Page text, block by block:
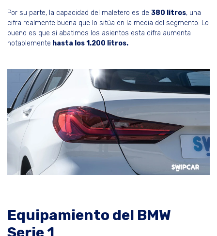
Por su parte, la capacidad del maletero es de 380 litros, una
cifra realmente buena que lo sitúa en la media del segmento. Lo
bueno es que si abatimos los asientos esta cifra aumenta
notablemente hasta los 1.200 litros.
Equipamiento del BMW